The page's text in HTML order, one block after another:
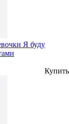
Я буду
Купить